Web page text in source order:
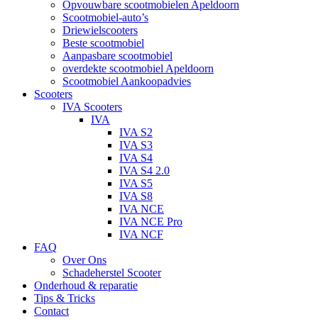
Opvouwbare scootmobielen Apeldoorn
Scootmobiel-auto’s
Driewielscooters
Beste scootmobiel
Aanpasbare scootmobiel
overdekte scootmobiel Apeldoorn
Scootmobiel Aankoopadvies
Scooters
IVA Scooters
IVA
IVA S2
IVA S3
IVA S4
IVA S4 2.0
IVA S5
IVA S8
IVA NCE
IVA NCE Pro
IVA NCF
FAQ
Over Ons
Schadeherstel Scooter
Onderhoud & reparatie
Tips & Tricks
Contact